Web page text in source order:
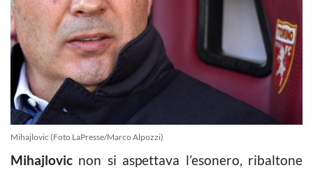
Mihajlovic (Foto LaPresse/Marco Alpozzi)
Mihajlovic non si aspettava l’esonero, ribaltone